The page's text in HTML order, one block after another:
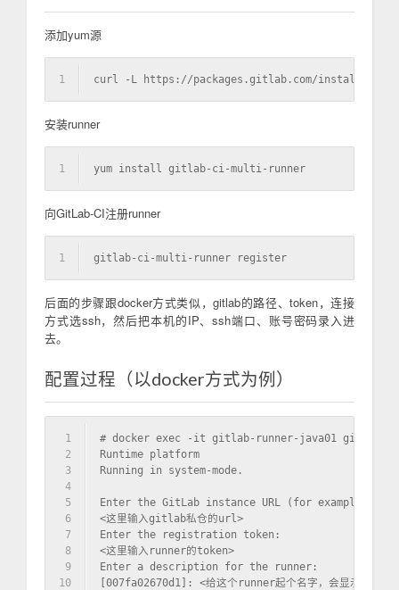
添加yum源
1 curl -L https://packages.gitlab.com/install/
安装runner
1 yum install gitlab-ci-multi-runner
向GitLab-CI注册runner
1 gitlab-ci-multi-runner register
后面的步骤跟docker方式类似，gitlab的路径、token，连接
方式选ssh，然后把本机的IP、ssh端口、账号密码录入进
去。
配置过程（以docker方式为例）
1
2
3
4
5
6
7
8
9
10
# docker exec -it gitlab-runner-java01 gitlab-
Runtime platform
Running in system-
Enter the GitLab instance URL (for example,
<这里输入gitlab私仓的url>
Enter the registration token:
<这里输入runner的token>
Enter a description for the runner:
[007fa02670d1]: <给这个runner起个名字，会显示在